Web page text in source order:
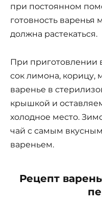
при постоянном
готовность
должна растекаться.
При приготовлении
сок лимона, корицу,
варенье в
крышкой и
холодное место.
чай с самым
вареньем.
Рецепт